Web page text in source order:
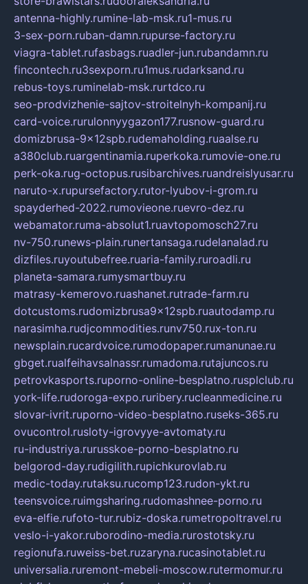
antenna-highly.rumine-lab-msk.ru1-mus.ru
3-sex-porn.ruban-damn.rupurse-factory.ru
viagra-tablet.rufasbags.ruadler-jun.rubandamn.ru
fincontech.ru3sexporn.ru1mus.rudarksand.ru
rebus-toys.ruminelab-msk.rurtdco.ru
seo-prodvizhenie-sajtov-stroitelnyh-kompanij.ru
card-voice.rurulonnyygazon177.rusnow-guard.ru
domizbrusa-9x12spb.rudemaholding.ruaalse.ru
a380club.ruargentinamia.ruperkoka.rumovie-one.ru
perk-oka.rug-octopus.rusibarchives.ruandreislyusar.ru
naruto-x.rupursefactory.rutor-lyubov-i-grom.ru
spayderhed-2022.rumovieone.ruevro-dez.ru
webamator.ruma-absolut1.ruavtopomosch27.ru
nv-750.runews-plain.runertansaga.rudelanalad.ru
dizfiles.ruyoutubefree.ruaria-family.ruroadli.ru
planeta-samara.rumysmartbuy.ru
matrasy-kemerovo.ruashanet.rutrade-farm.ru
dotcustoms.rudomizbrusa9x12spb.ruautodamp.ru
narasimha.rudjcommodities.runv750.rux-ton.ru
newsplain.rucardvoice.rumodopaper.rumanunae.ru
gbget.rualfeihavsalnassr.rumadoma.rutajuncos.ru
petrovkasports.ruporno-online-besplatno.rusplclub.ru
york-life.rudoroga-expo.ruribery.rucleanmedicine.ru
slovar-ivrit.ruporno-video-besplatno.ruseks-365.ru
ovucontrol.rusloty-igrovyye-avtomaty.ru
ru-industriya.rurusskoe-porno-besplatno.ru
belgorod-day.rudigilith.rupichkurovlab.ru
medic-today.rutaksu.rucomp123.rudon-ykt.ru
teensvoice.ruimgsharing.rudomashnee-porno.ru
eva-elfie.rufoto-tur.rubiz-doska.rumetropoltravel.ru
veslo-i-yakor.ruborodino-media.rurostotsky.ru
regionufa.ruweiss-bet.ruzaryna.rucasinotablet.ru
universalia.ruremont-mebeli-moscow.rutermomur.ru